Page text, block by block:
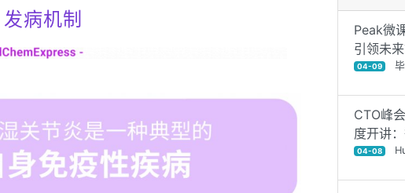
病机制
Peak微
引领未来
04-09 毕
CTO峰
度开讲
04-08